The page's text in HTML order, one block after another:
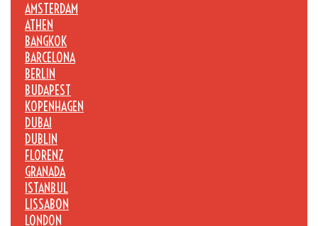
AMSTERDAM
ATHEN
BANGKOK
BARCELONA
BERLIN
BUDAPEST
KOPENHAGEN
DUBAI
DUBLIN
FLORENZ
GRANADA
ISTANBUL
LISSABON
LONDON